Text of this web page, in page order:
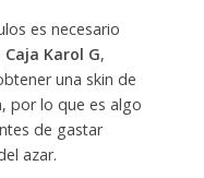
es necesario
Caja Karol G,
una skin de
por lo que es algo
de gastar
azar.